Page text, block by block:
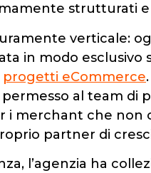
strutturati e
verticale:
in modo esclusivo
progetti eCommerce
al team di
i merchant che non
partner di
l’agenzia ha